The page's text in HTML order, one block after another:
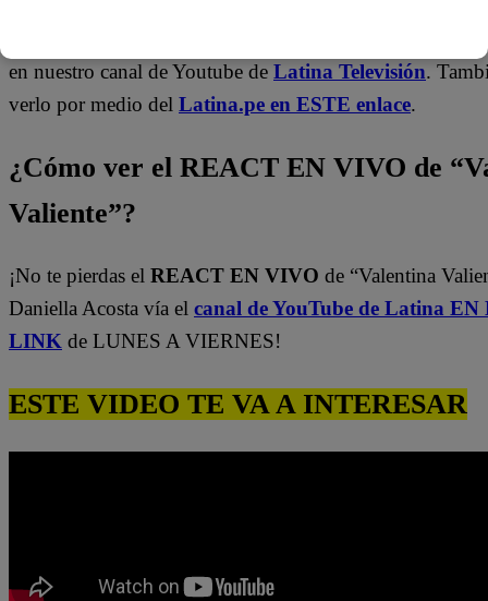
en nuestro canal de Youtube de Latina Televisión.
verlo por medio del Latina.pe en ESTE enlace.
¿Cómo ver el REACT EN VIVO de
Valiente”?
¡No te pierdas el REACT EN VIVO de “Valentina
Daniella Acosta vía el canal de YouTube de Latina EN
LINK de LUNES A VIERNES!
ESTE VIDEO TE VA A INTERESAR